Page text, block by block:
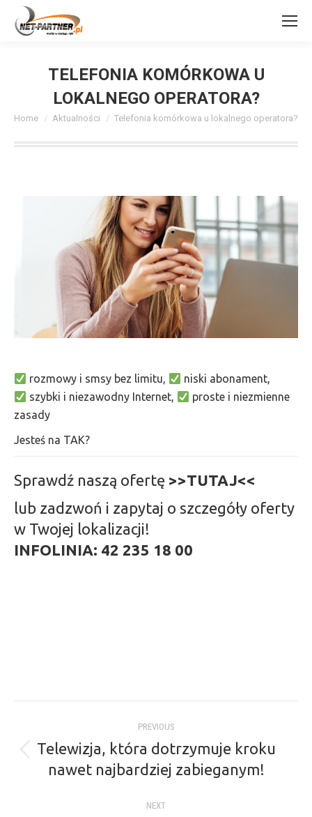
TELEFONIA KOMÓRKOWA U
LOKALNEGO OPERATORA?
You are here:
Home Aktualności Telefonia komórkowa u lokalnego operatora?
rozmowy i smsy bez limitu,
niski abonament,
szybki i niezawodny Internet,
proste i niezmienne
zasady
Jesteś na TAK?
Sprawdź naszą ofertę >>TUTAJ<<
lub zadzwoń i zapytaj o szczegóły oferty
w Twojej lokalizacji!
INFOLINIA: 42 235 18 00
navigation
PREVIOUS
Previous
post:
Telewizja, która dotrzymuje kroku
nawet najbardziej zabieganym!
NEXT